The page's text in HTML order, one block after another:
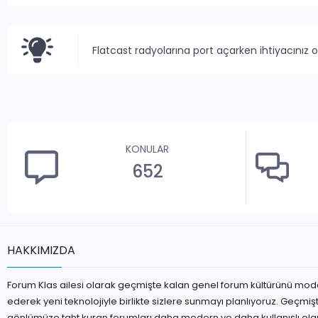
Flatcast radyolarına port açarken ihtiyacınız
KONULAR
652
HAKKIMIZDA
Forum Klas ailesi olarak geçmişte kalan genel forum kültürünü
ederek yeni teknolojiyle birlikte sizlere sunmayı planlıyoruz.